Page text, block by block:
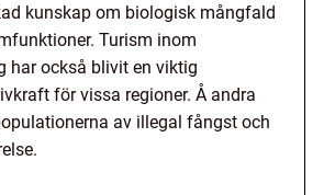
kunskap om biologisk mångfald
Turism inom
har också blivit en viktig
för vissa regioner. Å andra
av illegal fångst och